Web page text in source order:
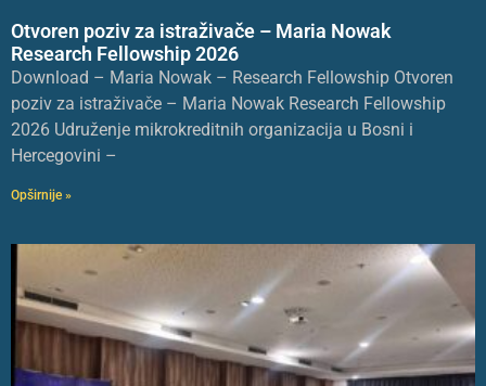
Otvoren poziv za istraživače – Maria Nowak
Research Fellowship 2026
Download – Maria Nowak – Research Fellowship Otvoren
poziv za istraživače – Maria Nowak Research Fellowship
2026 Udruženje mikrokreditnih organizacija u Bosni i
Hercegovini –
Opširnije »